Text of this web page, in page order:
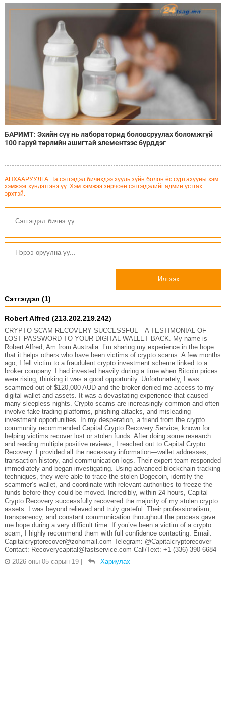
БАРИМТ: Эхийн сүү нь лабораторид боловсруулах боломжгүй
100 гаруй төрлийн ашигтай элементээс бүрддэг
АНХААРУУЛГА: Та сэтгэгдэл бичихдээ хууль зүйн болон ёс суртахууны хэм
хэмжээг хүндэтгэнэ үү. Хэм хэмжээ зөрчсөн сэтгэгдэлийг админ устгах
эрхтэй.
Илгээх
Сэтгэгдэл (1)
Robert Alfred (213.202.219.242)
CRYPTO SCAM RECOVERY SUCCESSFUL – A TESTIMONIAL OF
LOST PASSWORD TO YOUR DIGITAL WALLET BACK. My name is
Robert Alfred, Am from Australia. I’m sharing my experience in the hope
that it helps others who have been victims of crypto scams. A few months
ago, I fell victim to a fraudulent crypto investment scheme linked to a
broker company. I had invested heavily during a time when Bitcoin prices
were rising, thinking it was a good opportunity. Unfortunately, I was
scammed out of $120,000 AUD and the broker denied me access to my
digital wallet and assets. It was a devastating experience that caused
many sleepless nights. Crypto scams are increasingly common and often
involve fake trading platforms, phishing attacks, and misleading
investment opportunities. In my desperation, a friend from the crypto
community recommended Capital Crypto Recovery Service, known for
helping victims recover lost or stolen funds. After doing some research
and reading multiple positive reviews, I reached out to Capital Crypto
Recovery. I provided all the necessary information—wallet addresses,
transaction history, and communication logs. Their expert team responded
immediately and began investigating. Using advanced blockchain tracking
techniques, they were able to trace the stolen Dogecoin, identify the
scammer’s wallet, and coordinate with relevant authorities to freeze the
funds before they could be moved. Incredibly, within 24 hours, Capital
Crypto Recovery successfully recovered the majority of my stolen crypto
assets. I was beyond relieved and truly grateful. Their professionalism,
transparency, and constant communication throughout the process gave
me hope during a very difficult time. If you’ve been a victim of a crypto
scam, I highly recommend them with full confidence contacting: Email:
Capitalcryptorecover@zohomail.com Telegram: @Capitalcryptorecover
Contact: Recoverycapital@fastservice.com Call/Text: +1 (336) 390-6684
2026 оны 05 сарын 19
Хариулах